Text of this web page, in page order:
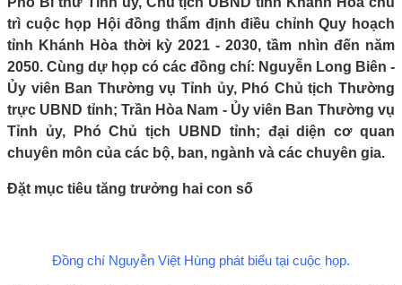
trì cuộc họp Hội đồng thẩm định điều chỉnh Quy hoạch
tỉnh Khánh Hòa thời kỳ 2021 - 2030, tầm nhìn đến năm
2050. Cùng dự họp có các đồng chí: Nguyễn Long Biên -
Ủy viên Ban Thường vụ Tỉnh ủy, Phó Chủ tịch Thường
trực UBND tỉnh; Trần Hòa Nam - Ủy viên Ban Thường vụ
Tỉnh ủy, Phó Chủ tịch UBND tỉnh; đại diện cơ quan
chuyên môn của các bộ, ban, ngành và các chuyên gia.
Đặt mục tiêu tăng trưởng hai con số
Đồng chí Nguyễn Việt Hùng phát biểu tại cuộc họp.